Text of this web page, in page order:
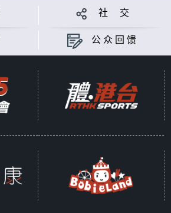
社 交
公众回馈